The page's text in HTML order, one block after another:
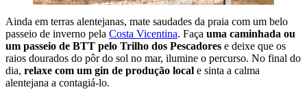
Ainda em terras alentejanas, mate saudades da praia com um belo
passeio de inverno pela Costa Vicentina. Faça uma caminhada ou
um passeio de BTT pelo Trilho dos Pescadores e deixe que os
raios dourados do pôr do sol no mar, ilumine o percurso. No final do
dia, relaxe com um gin de produção local e sinta a calma
alentejana a contagiá-lo.